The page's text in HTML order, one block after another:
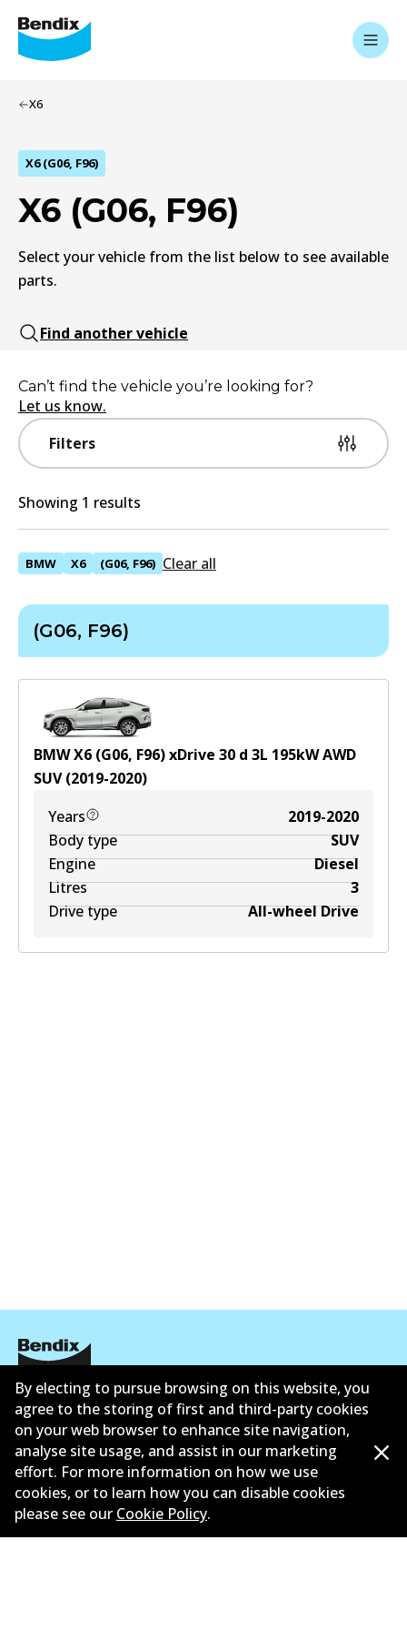
X6
X6 (G06, F96)
X6 (G06, F96)
Select your vehicle from the list below to see available
parts.
Find another vehicle
Filters
Can’t find the vehicle you’re looking for?
Let us know.
Showing 1 results
BMW X6 (G06, F96) Clear all
(G06, F96)
BMW X6 (G06, F96) xDrive 30 d 3L 195kWAWD
SUV(2019-2020)
Years
2019-2020
Body type
SUV
Engine
Diesel
Litres
3
Drive type
All-wheel Drive
ข้อมูลบริษัท
ซัพพลายเออร์
ติดต่อ
นโยบายความเป็นส่วนตัว
By electing to pursue browsing on this website, you
agree to the storing of first and third-party cookies
on your web browser to enhance site navigation,
analyse site usage, and assist in our marketing
effort. For more information on how we use
cookies, or to learn how you can disable cookies
please see our Cookie Policy.